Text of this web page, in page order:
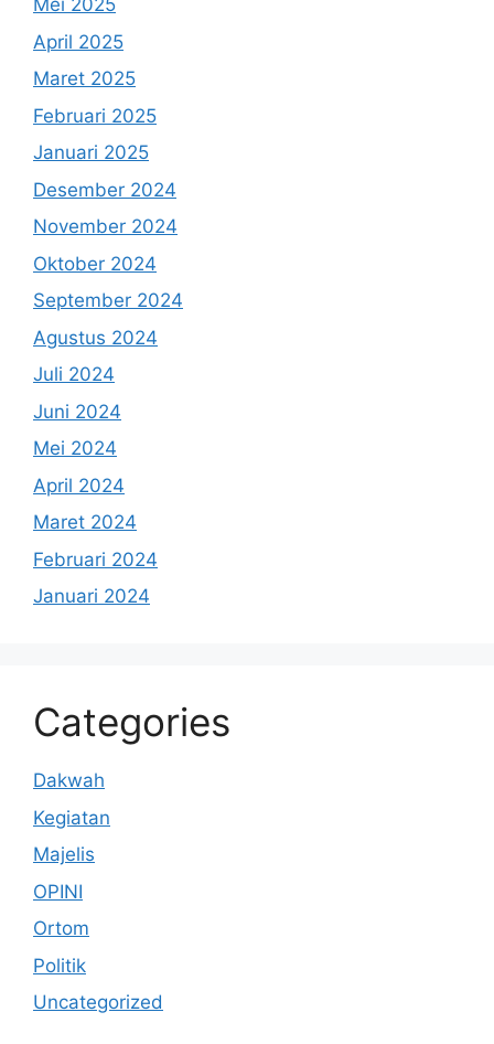
Mei 2025
April 2025
Maret 2025
Februari 2025
Januari 2025
Desember 2024
November 2024
Oktober 2024
September 2024
Agustus 2024
Juli 2024
Juni 2024
Mei 2024
April 2024
Maret 2024
Februari 2024
Januari 2024
Categories
Dakwah
Kegiatan
Majelis
OPINI
Ortom
Politik
Uncategorized